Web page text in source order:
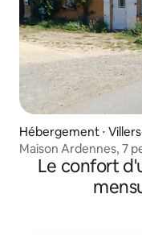
Hébergement ⋅
Maison Ardennes, 7
Le confort